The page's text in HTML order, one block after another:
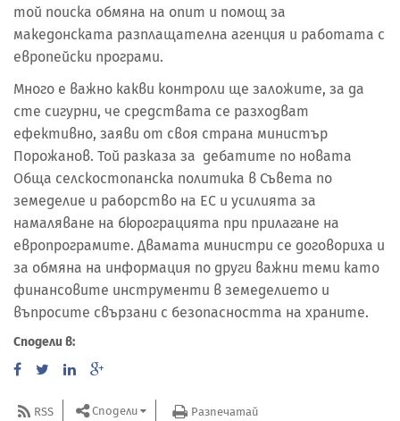
той поиска обмяна на опит и помощ за
македонската разплащателна агенция и работата с
европейски програми.
Много е важно какви контроли ще заложите, за да
сте сигурни, че средствата се разходват
ефективно, заяви от своя страна министър
Порожанов. Той разказа за дебатите по новата
Обща селскостопанска политика в Съвета по
земеделие и раборство на ЕС и усилията за
намаляване на бюрограцията при прилагане на
европрограмите. Двамата министри се договориха и
за обмяна на информация по други важни теми като
финансовите инструменти в земеделието и
въпросите свързани с безопасността на храните.
Сподели в:
RSS Сподели Разпечатай